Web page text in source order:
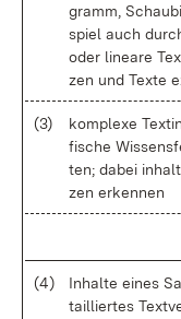
gramm,
spiel auch
oder li­nea­re
zen und Tex­te
(3)
kom­ple­xe
fi­sche
ten; da­bei
zen er­ken­nen
(4)
In­hal­te ei­nes
tail­lier­tes